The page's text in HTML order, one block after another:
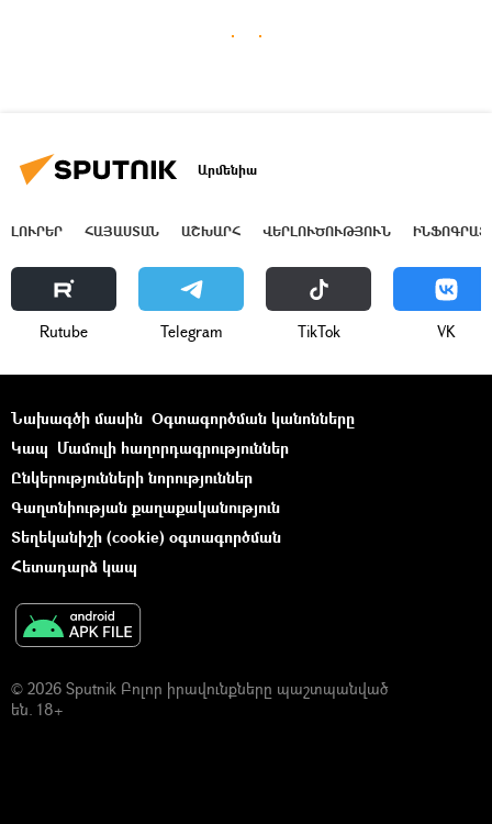
Արմենիա
ԼՈՒՐԵՐ ՀԱՅԱՍՏԱՆ ԱՇԽԱՐՀ ՎԵՐԼՈՒԾՈՒԹՅՈՒՆ
Rutube Telegram ТikТоk VK
Նախագծի մասին Օգտագործման կանոնները
Կապ Մամուլի հաղորդագրություններ
Ընկերությունների նորություններ
Գաղտնիության քաղաքականություն
Տեղեկանիշի (cookie) օգտագործման
Հետադարձ կապ
© 2026 Sputnik Բոլոր իրավունքները պաշտպանված
են. 18+